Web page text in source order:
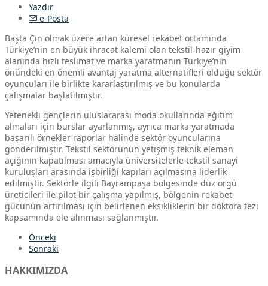
Yazdır
e-Posta
Başta Çin olmak üzere artan küresel rekabet ortamında
Türkiye’nin en büyük ihracat kalemi olan tekstil-hazır giyim
alanında hızlı teslimat ve marka yaratmanın Türkiye’nin
önündeki en önemli avantaj yaratma alternatifleri olduğu sektör
oyuncuları ile birlikte kararlaştırılmış ve bu konularda
çalışmalar başlatılmıştır.
Yetenekli gençlerin uluslararası moda okullarında eğitim
almaları için burslar ayarlanmış, ayrıca marka yaratmada
başarılı örnekler raporlar halinde sektör oyuncularına
gönderilmiştir. Tekstil sektörünün yetişmiş teknik eleman
açığının kapatılması amacıyla üniversitelerle tekstil sanayi
kuruluşları arasında işbirliği kapıları açılmasına liderlik
edilmiştir. Sektörle ilgili Bayrampaşa bölgesinde düz örgü
üreticileri ile pilot bir çalışma yapılmış, bölgenin rekabet
gücünün artırılması için belirlenen eksikliklerin bir doktora tezi
kapsamında ele alınması sağlanmıştır.
Önceki
Sonraki
HAKKIMIZDA